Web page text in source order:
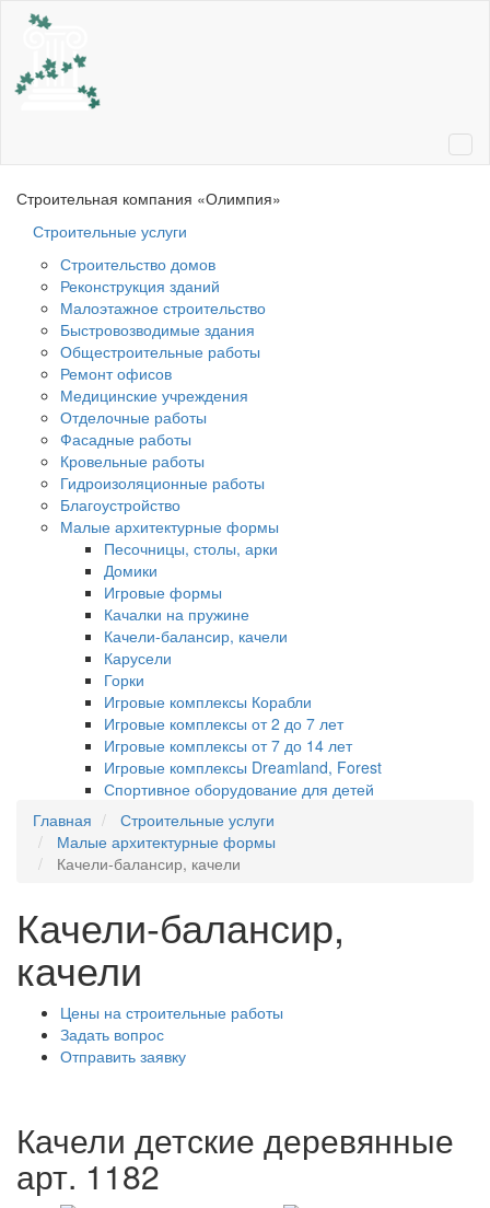
Строительная компания «Олимпия»
Строительные услуги
Строительство домов
Реконструкция зданий
Малоэтажное строительство
Быстровозводимые здания
Общестроительные работы
Ремонт офисов
Медицинские учреждения
Отделочные работы
Фасадные работы
Кровельные работы
Гидроизоляционные работы
Благоустройство
Малые архитектурные формы
Песочницы, столы, арки
Домики
Игровые формы
Качалки на пружине
Качели-балансир, качели
Карусели
Горки
Игровые комплексы Корабли
Игровые комплексы от 2 до 7 лет
Игровые комплексы от 7 до 14 лет
Игровые комплексы Dreamland, Forest
Спортивное оборудование для детей
Главная
Строительные услуги
Малые архитектурные формы
Качели-балансир, качели
Качели-балансир,
качели
Цены на строительные работы
Задать вопрос
Отправить заявку
Качели детские деревянные
арт. 1182